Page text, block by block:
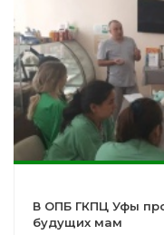
В ОПБ ГКПЦ Уфы
будущих мам